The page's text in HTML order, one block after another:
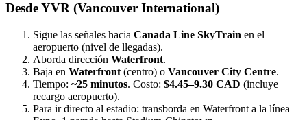
Desde YVR (Vancouver International)
Sigue las señales hacia Canada Line SkyTrain en el
aeropuerto (nivel de llegadas).
Aborda dirección Waterfront.
Baja en Waterfront (centro) o Vancouver City Centre.
Tiempo: ~25 minutos. Costo: $4.45–9.30 CAD (incluye
recargo aeropuerto).
Para ir directo al estadio: transborda en Waterfront a la línea